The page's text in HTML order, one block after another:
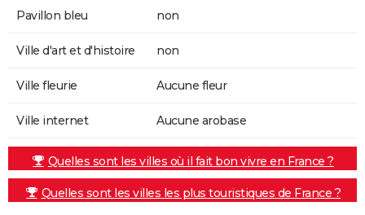
Pavillon bleu non
Ville d'art et d'histoire non
Ville fleurie Aucune fleur
Ville internet Aucune arobase
Quelles sont les villes où il fait bon vivre en France ?
Quelles sont les villes les plus touristiques de France ?